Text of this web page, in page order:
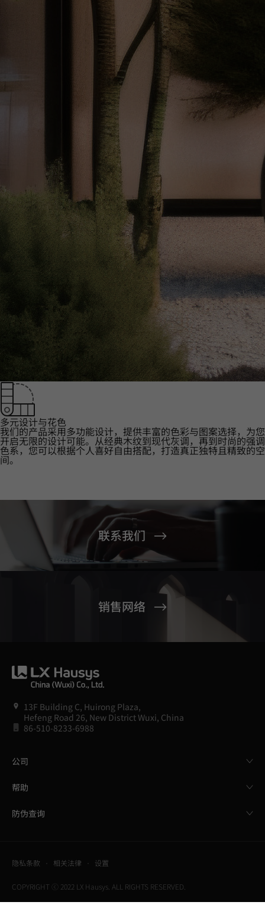
多元设计与花色
我们的产品采用多功能设计，提供丰富的色彩与图案选择，为您
开启无限的设计可能。从经典木纹到现代灰调，再到时尚的强调
色系，您可以根据个人喜好自由搭配，打造真正独特且精致的空
间。
联系我们
销售网络
13F Building C, Huirong Plaza,
Hefeng Road 26, New District Wuxi, China
86-510-8233-6988
公司
帮助
防伪查询
隐私条款 相关法律 设置
COPYRIGHT ⓒ 2022 LX Hausys. ALL RIGHTS RESERVED.